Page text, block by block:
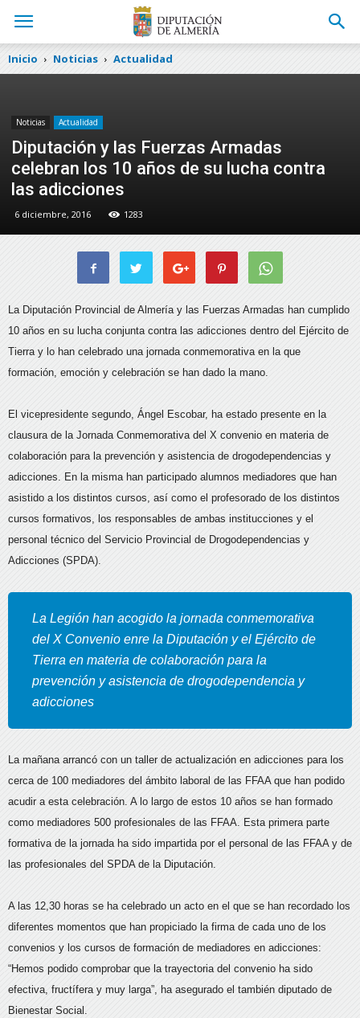
Inicio Noticias Actualidad
Noticias Actualidad
Diputación y las Fuerzas Armadas
celebran los 10 años de su lucha contra
las adicciones
6 diciembre, 2016 1283
La Diputación Provincial de Almería y las Fuerzas Armadas han cumplido
10 años en su lucha conjunta contra las adicciones dentro del Ejército de
Tierra y lo han celebrado una jornada conmemorativa en la que
formación, emoción y celebración se han dado la mano.
El vicepresidente segundo, Ángel Escobar, ha estado presente en la
clausura de la Jornada Conmemorativa del X convenio en materia de
colaboración para la prevención y asistencia de drogodependencias y
adicciones. En la misma han participado alumnos mediadores que han
asistido a los distintos cursos, así como el profesorado de los distintos
cursos formativos, los responsables de ambas institucciones y el
personal técnico del Servicio Provincial de Drogodependencias y
Adicciones (SPDA).
La Legión han acogido la jornada conmemorativa
del X Convenio enre la Diputación y el Ejército de
Tierra en materia de colaboración para la
prevención y asistencia de drogodependencia y
adicciones
La mañana arrancó con un taller de actualización en adicciones para los
cerca de 100 mediadores del ámbito laboral de las FFAA que han podido
acudir a esta celebración. A lo largo de estos 10 años se han formado
como mediadores 500 profesionales de las FFAA. Esta primera parte
formativa de la jornada ha sido impartida por el personal de las FFAA y de
las profesionales del SPDA de la Diputación.
A las 12,30 horas se ha celebrado un acto en el que se han recordado los
diferentes momentos que han propiciado la firma de cada uno de los
convenios y los cursos de formación de mediadores en adicciones:
“Hemos podido comprobar que la trayectoria del convenio ha sido
efectiva, fructífera y muy larga”, ha asegurado el también diputado de
Bienestar Social.